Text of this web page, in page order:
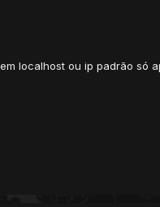
localhost ou ip padrão só